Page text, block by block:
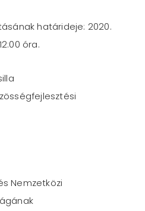
határideje: 2020.
óra.
Nemzetközi